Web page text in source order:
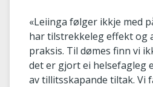
«Leiinga følger ikkje med
har tilstrekkeleg effekt og
praksis. Til dømes finn vi
det er gjort ei helsefagleg
av tillitsskapande tiltak. Vi